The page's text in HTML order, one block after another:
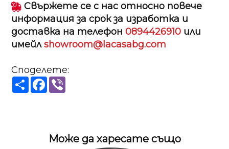
Свържете се с нас относно повече
информация за срок за изработка и
доставка на телефон 0894426910или
имейлshowroom@lacasabg.com
Споделете:
ShareFacebook
Viber
Може да харесате също